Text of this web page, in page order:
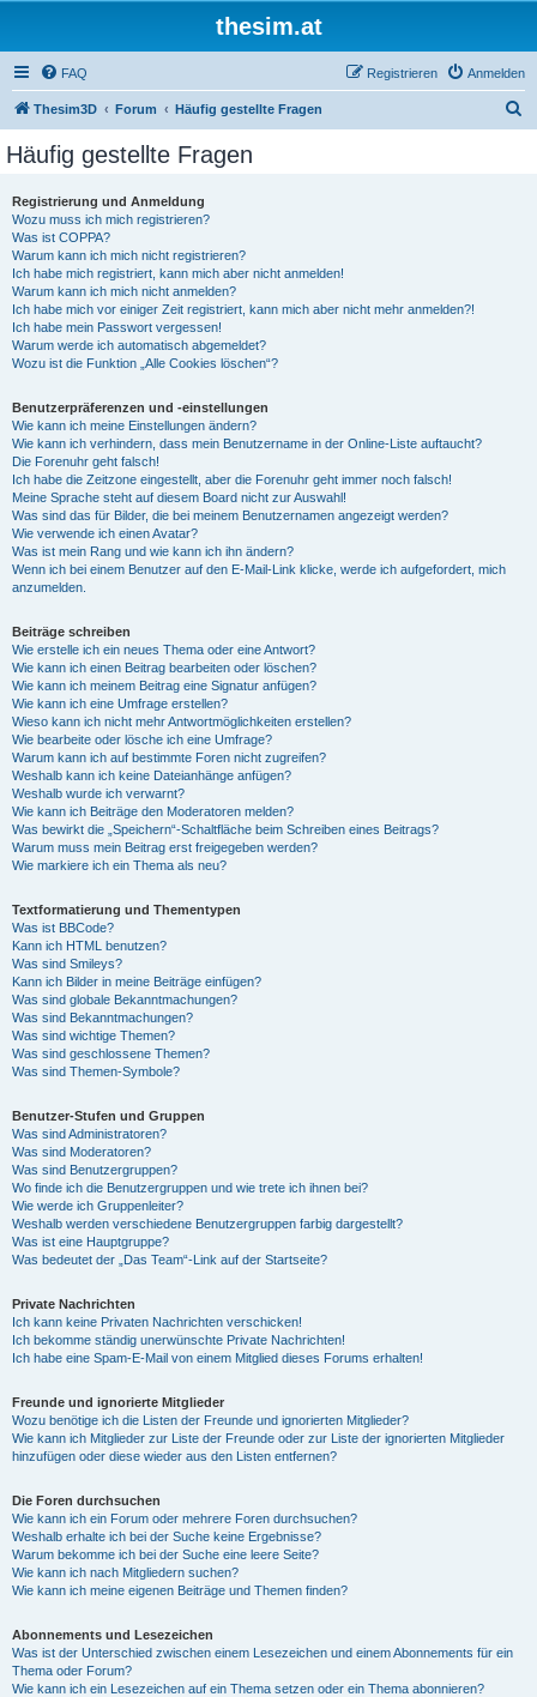
thesim.at
FAQ Anmelden
Registrieren
Thesim3D Forum Häufig gestellte Fragen
Häufig gestellte Fragen
Registrierung und Anmeldung
Wozu muss ich mich registrieren?
Was ist COPPA?
Warum kann ich mich nicht registrieren?
Ich habe mich registriert, kann mich aber nicht anmelden!
Warum kann ich mich nicht anmelden?
Ich habe mich vor einiger Zeit registriert, kann mich aber nicht mehr anmelden?!
Ich habe mein Passwort vergessen!
Warum werde ich automatisch abgemeldet?
Wozu ist die Funktion „Alle Cookies löschen“?
Benutzerpräferenzen und -einstellungen
Wie kann ich meine Einstellungen ändern?
Wie kann ich verhindern, dass mein Benutzername in der Online-Liste auftaucht?
Die Forenuhr geht falsch!
Ich habe die Zeitzone eingestellt, aber die Forenuhr geht immer noch falsch!
Meine Sprache steht auf diesem Board nicht zur Auswahl!
Was sind das für Bilder, die bei meinem Benutzernamen angezeigt werden?
Wie verwende ich einen Avatar?
Was ist mein Rang und wie kann ich ihn ändern?
Wenn ich bei einem Benutzer auf den E-Mail-Link klicke, werde ich aufgefordert, mich
anzumelden.
Beiträge schreiben
Wie erstelle ich ein neues Thema oder eine Antwort?
Wie kann ich einen Beitrag bearbeiten oder löschen?
Wie kann ich meinem Beitrag eine Signatur anfügen?
Wie kann ich eine Umfrage erstellen?
Wieso kann ich nicht mehr Antwortmöglichkeiten erstellen?
Wie bearbeite oder lösche ich eine Umfrage?
Warum kann ich auf bestimmte Foren nicht zugreifen?
Weshalb kann ich keine Dateianhänge anfügen?
Weshalb wurde ich verwarnt?
Wie kann ich Beiträge den Moderatoren melden?
Was bewirkt die „Speichern“-Schaltfläche beim Schreiben eines Beitrags?
Warum muss mein Beitrag erst freigegeben werden?
Wie markiere ich ein Thema als neu?
Textformatierung und Thementypen
Was ist BBCode?
Kann ich HTML benutzen?
Was sind Smileys?
Kann ich Bilder in meine Beiträge einfügen?
Was sind globale Bekanntmachungen?
Was sind Bekanntmachungen?
Was sind wichtige Themen?
Was sind geschlossene Themen?
Was sind Themen-Symbole?
Benutzer-Stufen und Gruppen
Was sind Administratoren?
Was sind Moderatoren?
Was sind Benutzergruppen?
Wo finde ich die Benutzergruppen und wie trete ich ihnen bei?
Wie werde ich Gruppenleiter?
Weshalb werden verschiedene Benutzergruppen farbig dargestellt?
Was ist eine Hauptgruppe?
Was bedeutet der „Das Team“-Link auf der Startseite?
Private Nachrichten
Ich kann keine Privaten Nachrichten verschicken!
Ich bekomme ständig unerwünschte Private Nachrichten!
Ich habe eine Spam-E-Mail von einem Mitglied dieses Forums erhalten!
Freunde und ignorierte Mitglieder
Wozu benötige ich die Listen der Freunde und ignorierten Mitglieder?
Wie kann ich Mitglieder zur Liste der Freunde oder zur Liste der ignorierten Mitglieder
hinzufügen oder diese wieder aus den Listen entfernen?
Die Foren durchsuchen
Wie kann ich ein Forum oder mehrere Foren durchsuchen?
Weshalb erhalte ich bei der Suche keine Ergebnisse?
Warum bekomme ich bei der Suche eine leere Seite?
Wie kann ich nach Mitgliedern suchen?
Wie kann ich meine eigenen Beiträge und Themen finden?
Abonnements und Lesezeichen
Was ist der Unterschied zwischen einem Lesezeichen und einem Abonnements für ein
Thema oder Forum?
Wie kann ich ein Lesezeichen auf ein Thema setzen oder ein Thema abonnieren?